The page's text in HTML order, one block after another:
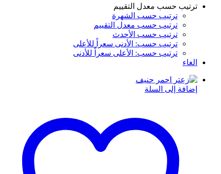
ترتيب حسب معدل التقييم
ترتيب حسب الشهرة
ترتيب حسب معدل التقييم
ترتيب حسب الأحدث
ترتيب حسب: الأدنى سعراً للأعلى
ترتيب حسب: الأعلى سعراً للأدنى
الغاء
إضافة إلى السلة